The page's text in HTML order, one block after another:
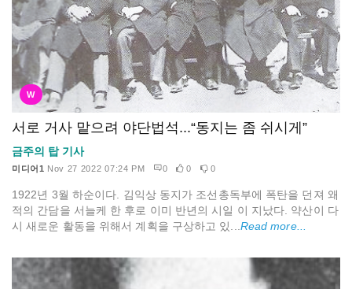
W
서로 거사 맡으려 야단법석...“동지는 좀 쉬시게”
금주의 탑 기사
미디어1 Nov 27 2022 07:24 PM 0 0 0
1922년 3월 하순이다. 김익상 동지가 조선총독부에 폭탄을 던져 왜
적의 간담을 서늘케 한 후로 이미 반년의 시일 이 지났다. 약산이 다
시 새로운 활동을 위해서 계획을 구상하고 있... Read more...